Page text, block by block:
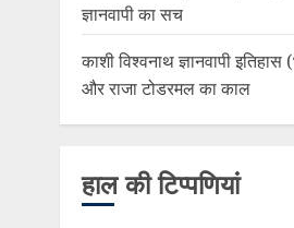
ज्ञानवापी का सच
काशी विश्वनाथ ज्ञानवापी
और राजा टोडरमल का काल
हाल की टिप्पणियां